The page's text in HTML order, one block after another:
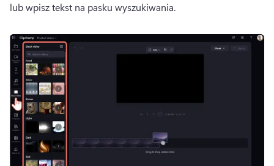
lub wpisz tekst na pasku wyszukiwania.